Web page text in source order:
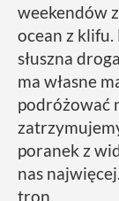
weekendów
ocean z
słuszna
ma własne
podróżować
poranek z
nas
tron.